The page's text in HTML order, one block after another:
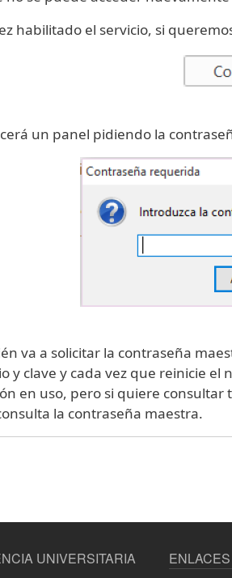
habilitado el servicio, si
un panel pidiendo la
va a solicitar la contraseña
y clave y cada vez que reinicie
en uso, pero si quiere
la contraseña maestra.
UNIVERSITARIA
ENLACES